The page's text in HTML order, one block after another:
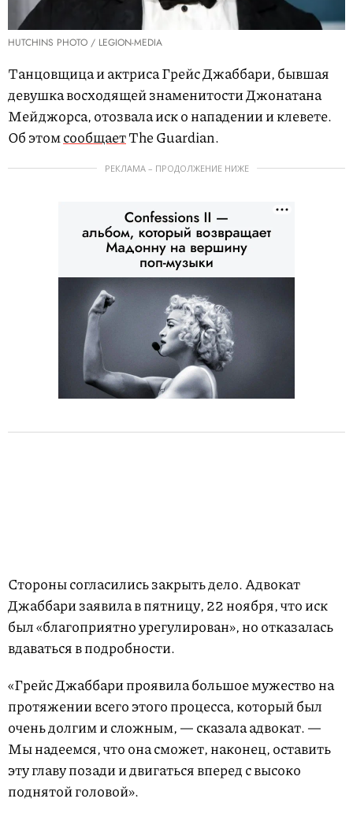
HUTCHINS PHOTO / LEGION-MEDIA
Танцовщица и актриса Грейс Джаббари, бывшая
девушка восходящей знаменитости Джонатана
Мейджорса, отозвала иск о нападении и клевете.
Об этомсообщаетThe Guardian.
РЕКЛАМА – ПРОДОЛЖЕНИЕ НИЖЕ
Стороны согласились закрыть дело. Адвокат
Джаббари заявила в пятницу, 22 ноября, что иск
был «благоприятно урегулирован», но отказалась
вдаваться в подробности.
«Грейс Джаббари проявила большое мужество на
протяжении всего этого процесса, который был
очень долгим и сложным, — сказала адвокат. —
Мы надеемся, что она сможет, наконец, оставить
эту главу позади и двигаться вперед с высоко
поднятой головой».